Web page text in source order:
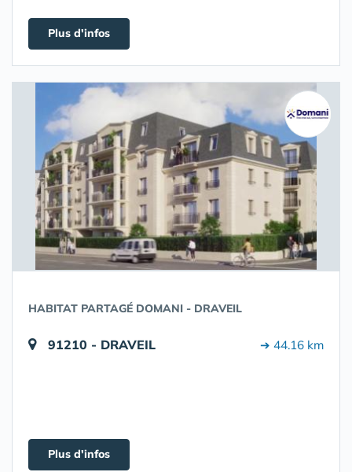
Plus d'infos
HABITAT PARTAGÉ DOMANI - DRAVEIL
91210 - DRAVEIL ➔ 44.16 km
Plus d'infos